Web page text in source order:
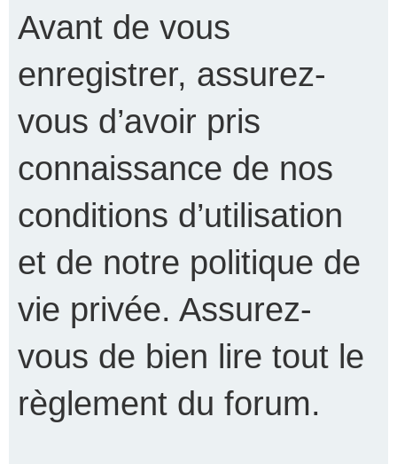
Avant de vous
enregistrer, assurez-
vous d’avoir pris
connaissance de nos
conditions d’utilisation
et de notre politique de
vie privée. Assurez-
vous de bien lire tout le
règlement du forum.